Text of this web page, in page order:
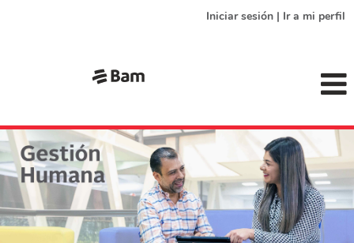
Iniciar sesión | Ir a mi perfil
gestion_humana_bam